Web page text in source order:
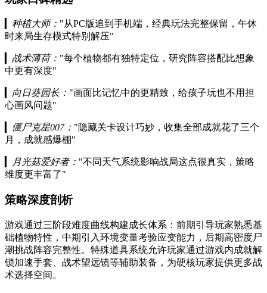
种植大师： "从PC版追到手机端，经典玩法完整保留，午休
时来局生存模式特别解压"
战术薄荷： "每个植物都有独特定位，研究阵容搭配比想象
中更有深度"
向日葵园长： "画面比记忆中的更精致，给孩子玩也不用担
心画风问题"
僵尸克星007： "隐藏关卡设计巧妙，收集全部成就花了三个
月，成就感爆棚"
月光菇爱好者： "不同天气系统影响战局这点很真实，策略
维度更丰富了"
策略深度剖析
游戏通过三阶段难度曲线构建成长体系：前期引导玩家熟悉基
础植物特性，中期引入环境变量考验应变能力，后期高密度尸
潮挑战阵容完整性。特殊道具系统允许玩家通过游戏内成就解
锁加速手套、战术望远镜等辅助装备，为硬核玩家提供更多战
术选择空间。